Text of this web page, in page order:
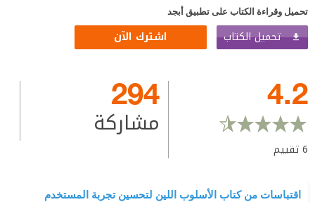
تحميل وقراءة الكتاب على تطبيق أبجد
تحميل الكتاب اشترك الآن
4.2
6تقييم
294
مشاركة
اقتباسات من كتاب الأسلوب اللين لتحسين تجربة المستخدم